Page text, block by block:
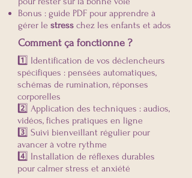
Bonus : guide PDF pour apprendre à
gérer le stress chez les enfants et ados
Comment ça fonctionne ?
1️⃣ Identification de vos déclencheurs
spécifiques : pensées automatiques,
schémas de rumination, réponses
corporelles
2️⃣ Application des techniques : audios,
vidéos, fiches pratiques en ligne
3️⃣ Suivi bienveillant régulier pour
avancer à votre rythme
4️⃣ Installation de réflexes durables
pour calmer stress et anxiété​